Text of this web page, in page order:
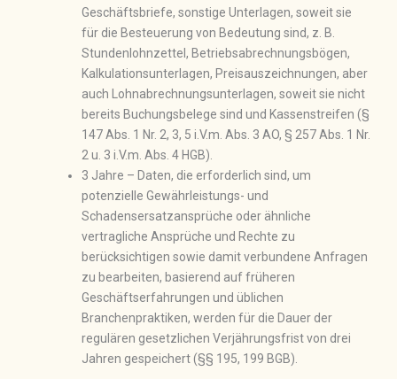
Geschäftsbriefe, sonstige Unterlagen, soweit sie
für die Besteuerung von Bedeutung sind, z. B.
Stundenlohnzettel, Betriebsabrechnungsbögen,
Kalkulationsunterlagen, Preisauszeichnungen, aber
auch Lohnabrechnungsunterlagen, soweit sie nicht
bereits Buchungsbelege sind und Kassenstreifen (§
147 Abs. 1 Nr. 2, 3, 5 i.V.m. Abs. 3 AO, § 257 Abs. 1 Nr.
2 u. 3 i.V.m. Abs. 4 HGB).
3 Jahre – Daten, die erforderlich sind, um
potenzielle Gewährleistungs- und
Schadensersatzansprüche oder ähnliche
vertragliche Ansprüche und Rechte zu
berücksichtigen sowie damit verbundene Anfragen
zu bearbeiten, basierend auf früheren
Geschäftserfahrungen und üblichen
Branchenpraktiken, werden für die Dauer der
regulären gesetzlichen Verjährungsfrist von drei
Jahren gespeichert (§§ 195, 199 BGB).